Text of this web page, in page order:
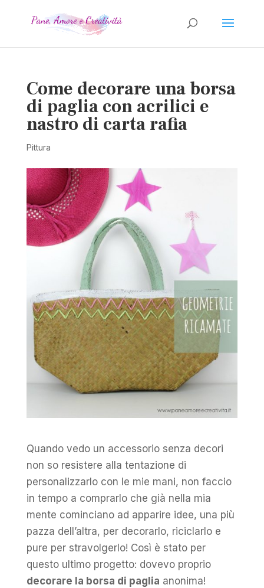
Come decorare una borsa
di paglia con acrilici e
nastro di carta rafia
Pittura
Quando vedo un accessorio senza decori
non so resistere alla tentazione di
personalizzarlo con le mie mani, non faccio
in tempo a comprarlo che già nella mia
mente cominciano ad apparire idee, una più
pazza dell’altra, per decorarlo, riciclarlo e
pure per stravolgerlo! Così è stato per
questo ultimo progetto: dovevo proprio
decorare la borsa di paglia anonima!